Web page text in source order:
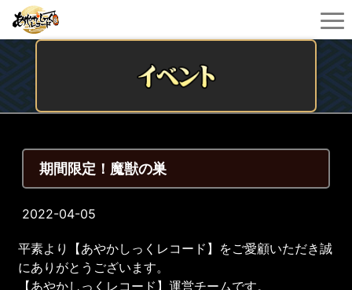
期間限定！魔獣の巣
2022-04-05
平素より【あやかしっくレコード】をご愛顧いただき誠
にありがとうございます。
【あやかしっくレコード】運営チームです。